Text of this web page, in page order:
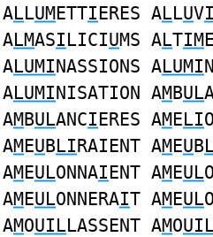
ALLUMETTIERES ALLUVI
ALMASILICIUMS ALTIM
ALUMINASSIONS ALUMI
ALUMINISATION AMBUL
AMBULANCIERES AMELI
AMEUBLIRAIENT AMEUB
AMEULONNAIENT AMEUL
AMEULONNERAIT AMEUL
AMOUILLASSENT AMO